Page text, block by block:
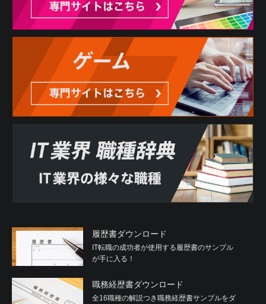
履歴書ダウンロード
IT転職の成功者が使用する履歴書のサンプル
が手に入る！
職務経歴書ダウンロード
全16職種の解説つき職務経歴書サンプルをダ